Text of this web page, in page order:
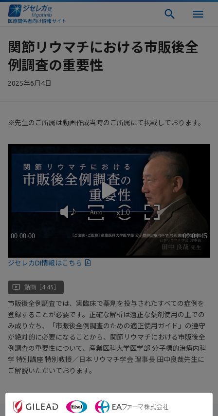
医療関係者向け情報サイト
関節リウマチにおける市販後全
例調査の重要性
2025年6月4日
※先生のご所属は動画作成当時のご所属にて掲載しております。
ジセレカDI情報はこちら
ondemand_video 動画［4:45］
市販後全例調査では、実臨床で薬剤を投与されたすべての症例を
登録することが必要です。正確な解析は適正な薬剤使用の上での
み成り立ち、「市販後全例調査のための適正使用ガイド」の遵守
が絶対的に必要になることから、関節リウマチにおける市販後全
例調査の重要性について、産業医科大学医学部 分子標的治療内科
学 特別講座 特別教授／日本リウマチ学会 理事長 田中良哉先生に
ご解説いただいております。